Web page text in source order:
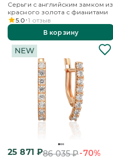
Серьги с английским замком из
красного золота с фианитами
5.0 1 отзыв
В корзину
25 871 ₽86 035₽-70%